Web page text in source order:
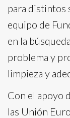
para distintos
equipo de
en la
problema y
limpieza y
Con el apoyo
las Unión